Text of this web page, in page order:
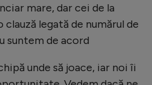
mare, dar cei de la
clauză legată de numărul de
suntem de acord
unde să joace, iar noi îi